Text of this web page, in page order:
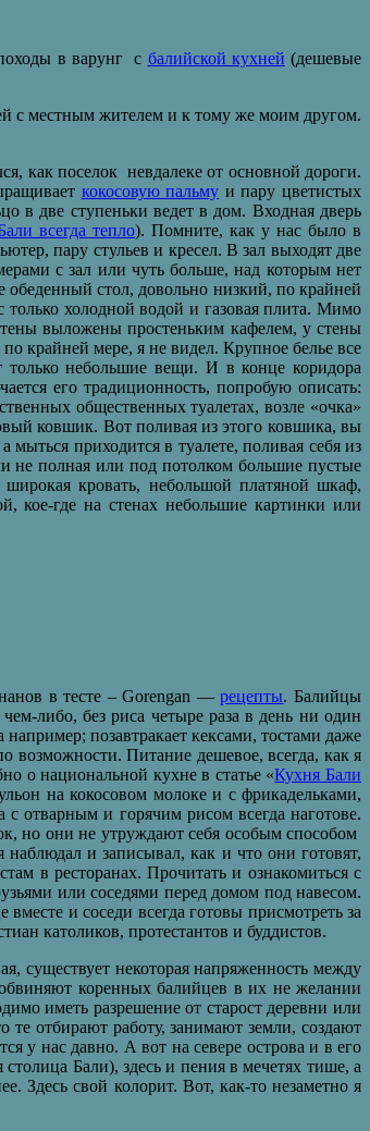
в варунг с балийской кухней (дешевые
с местным жителем и к тому же моим другом.
как поселок невдалеке от основной дороги.
кокосовую пальму и пару цветистых
в две ступеньки ведет в дом. Входная дверь
всегда тепло). Помните, как у нас было в
пару стульев и кресел. В зал выходят две
с зал или чуть больше, над которым нет
стол, довольно низкий, по крайней
холодной водой и газовая плита. Мимо
выложены простеньким кафелем, у стены
крайней мере, я не видел. Крупное белье все
небольшие вещи. И в конце коридора
его традиционность, попробую описать:
общественных туалетах, возле «очка»
ковшик. Вот поливая из этого ковшика, вы
мыться приходится в туалете, поливая себя из
не полная или под потолком большие пустые
кровать, небольшой платяной шкаф,
кое-где на стенах небольшие картинки или
в тесте – Gorengan —рецепты. Балийцы
либо, без риса четыре раза в день ни один
позавтракает кексами, тостами даже
возможности. Питание дешевое, всегда, как я
о национальной кухне в статье «Кухня Бали
на кокосовом молоке и с фрикадельками,
отварным и горячим рисом всегда наготове.
но они не утруждают себя особым способом
и записывал, как и что они готовят,
в ресторанах. Прочитать и ознакомиться с
или соседями перед домом под навесом.
и соседи всегда готовы присмотреть за
католиков, протестантов и буддистов.
существует некоторая напряженность между
коренных балийцев в их не желании
иметь разрешение от старост деревни или
отбирают работу, занимают земли, создают
у нас давно. А вот на севере острова и в его
Бали), здесь и пения в мечетях тише, а
Здесь свой колорит. Вот, как-то незаметно я